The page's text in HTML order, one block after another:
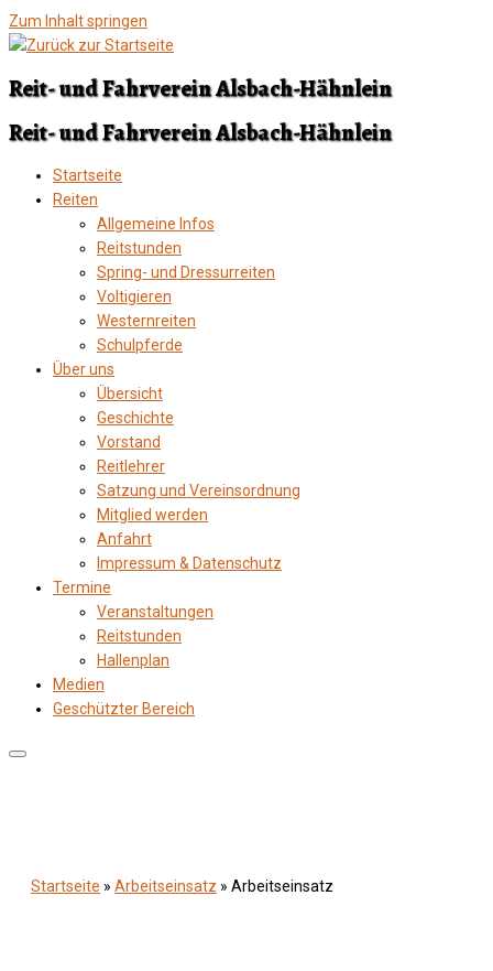
Zum Inhalt springen
Reit- und Fahrverein Alsbach-Hähnlein
Reit- und Fahrverein Alsbach-Hähnlein
Startseite
Reiten
Allgemeine Infos
Reitstunden
Spring- und Dressurreiten
Voltigieren
Westernreiten
Schulpferde
Über uns
Übersicht
Geschichte
Vorstand
Reitlehrer
Satzung und Vereinsordnung
Mitglied werden
Anfahrt
Impressum & Datenschutz
Termine
Veranstaltungen
Reitstunden
Hallenplan
Medien
Geschützter Bereich
Startseite » Arbeitseinsatz » Arbeitseinsatz